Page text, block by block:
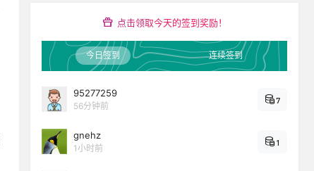
点击领取今天的签到奖励！
今日签到 连续签到
95277259
56分钟前
7
gnehz
1小时前
1